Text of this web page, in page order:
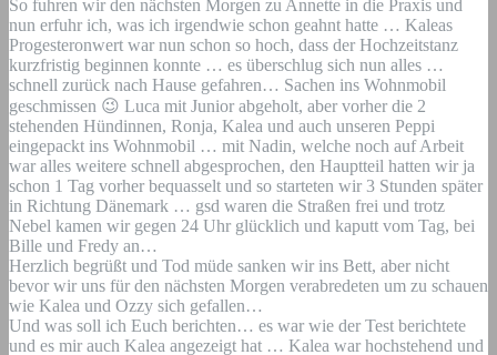
So fuhren wir den nächsten Morgen zu Annette in die Praxis und
nun erfuhr ich, was ich irgendwie schon geahnt hatte … Kaleas
Progesteronwert war nun schon so hoch, dass der Hochzeitstanz
kurzfristig beginnen konnte … es überschlug sich nun alles …
schnell zurück nach Hause gefahren… Sachen ins Wohnmobil
geschmissen 😉 Luca mit Junior abgeholt, aber vorher die 2
stehenden Hündinnen, Ronja, Kalea und auch unseren Peppi
eingepackt ins Wohnmobil … mit Nadin, welche noch auf Arbeit
war alles weitere schnell abgesprochen, den Hauptteil hatten wir ja
schon 1 Tag vorher bequasselt und so starteten wir 3 Stunden später
in Richtung Dänemark … gsd waren die Straßen frei und trotz
Nebel kamen wir gegen 24 Uhr glücklich und kaputt vom Tag, bei
Bille und Fredy an…
Herzlich begrüßt und Tod müde sanken wir ins Bett, aber nicht
bevor wir uns für den nächsten Morgen verabredeten um zu schauen
wie Kalea und Ozzy sich gefallen…
Und was soll ich Euch berichten… es war wie der Test berichtete
und es mir auch Kalea angezeigt hat … Kalea war hochstehend und